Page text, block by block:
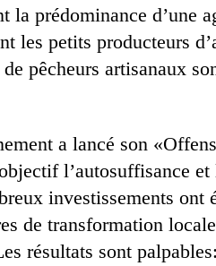
la prédominance d’une
les petits producteurs
pêcheurs artisanaux
a lancé son
l’autosuffisance et
investissements ont
de transformation
résultats sont